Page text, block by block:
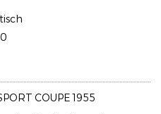
COUPE 1955